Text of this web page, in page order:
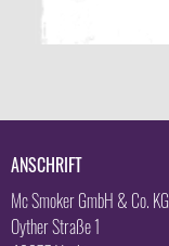
ANSCHRIFT
Mc Smoker GmbH & Co. KG
Oyther Straße 1